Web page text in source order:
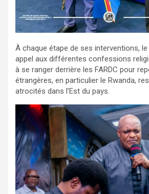
À chaque étape de ses interventions,
appel aux différentes confessions
à se ranger derrière les FARDC pour
étrangères, en particulier le Rwanda,
atrocités dans l’Est du pays.